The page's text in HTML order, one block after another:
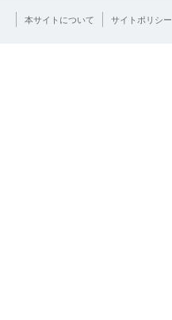
本サイトについて サイトポリシー